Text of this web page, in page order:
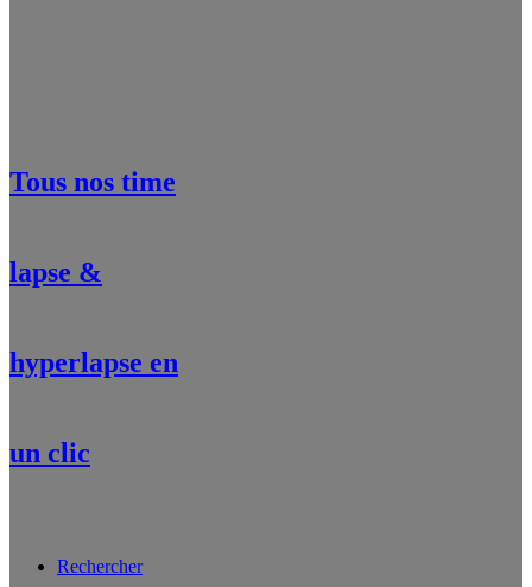
Tous nos time
lapse &
hyperlapse en
un clic
Rechercher